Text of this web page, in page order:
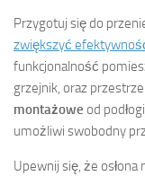
Przygotuj się do
zwiększyć
funkcjonalność
grzejnik, oraz
montażowe od
umożliwi swobodny
Upewnij się, że